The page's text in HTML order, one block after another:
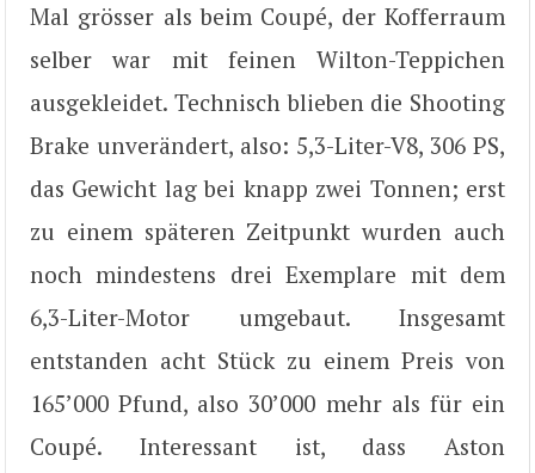
Mal grösser als beim Coupé, der Kofferraum
selber war mit feinen Wilton-Teppichen
ausgekleidet. Technisch blieben die Shooting
Brake unverändert, also: 5,3-Liter-V8, 306 PS,
das Gewicht lag bei knapp zwei Tonnen; erst
zu einem späteren Zeitpunkt wurden auch
noch mindestens drei Exemplare mit dem
6,3-Liter-Motor umgebaut. Insgesamt
entstanden acht Stück zu einem Preis von
165’000 Pfund, also 30’000 mehr als für ein
Coupé. Interessant ist, dass Aston